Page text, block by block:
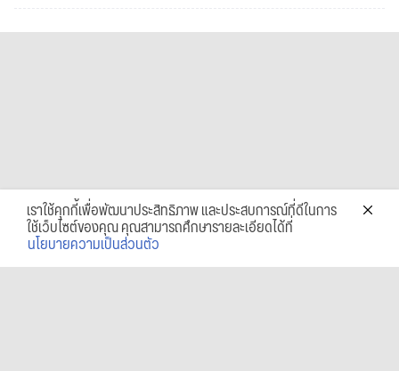
เราใช้คุกกี้เพื่อพัฒนาประสิทธิภาพ และประสบการณ์ที่ดีในการ
ใช้เว็บไซต์ของคุณ คุณสามารถศึกษารายละเอียดได้ที่
นโยบายความเป็นส่วนตัว